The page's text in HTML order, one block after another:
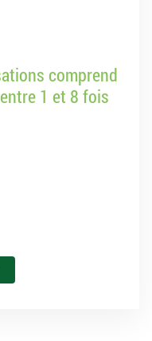
comprend
1 et 8 fois